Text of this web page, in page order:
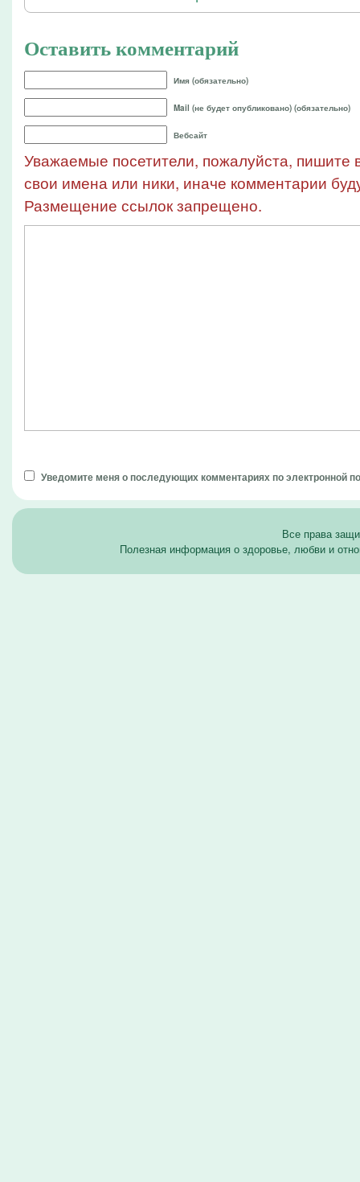
Оставить комментарий
Имя (обязательно)
Mail (не будет опубликовано) (обязательно)
Вебсайт
Уважаемые посетители, пожалуйста, пишите
свои имена или ники, иначе комментарии
Размещение ссылок запрещено.
Уведомите меня о последующих комментариях по электронной
Все права
Полезная информация о здоровье, любви и